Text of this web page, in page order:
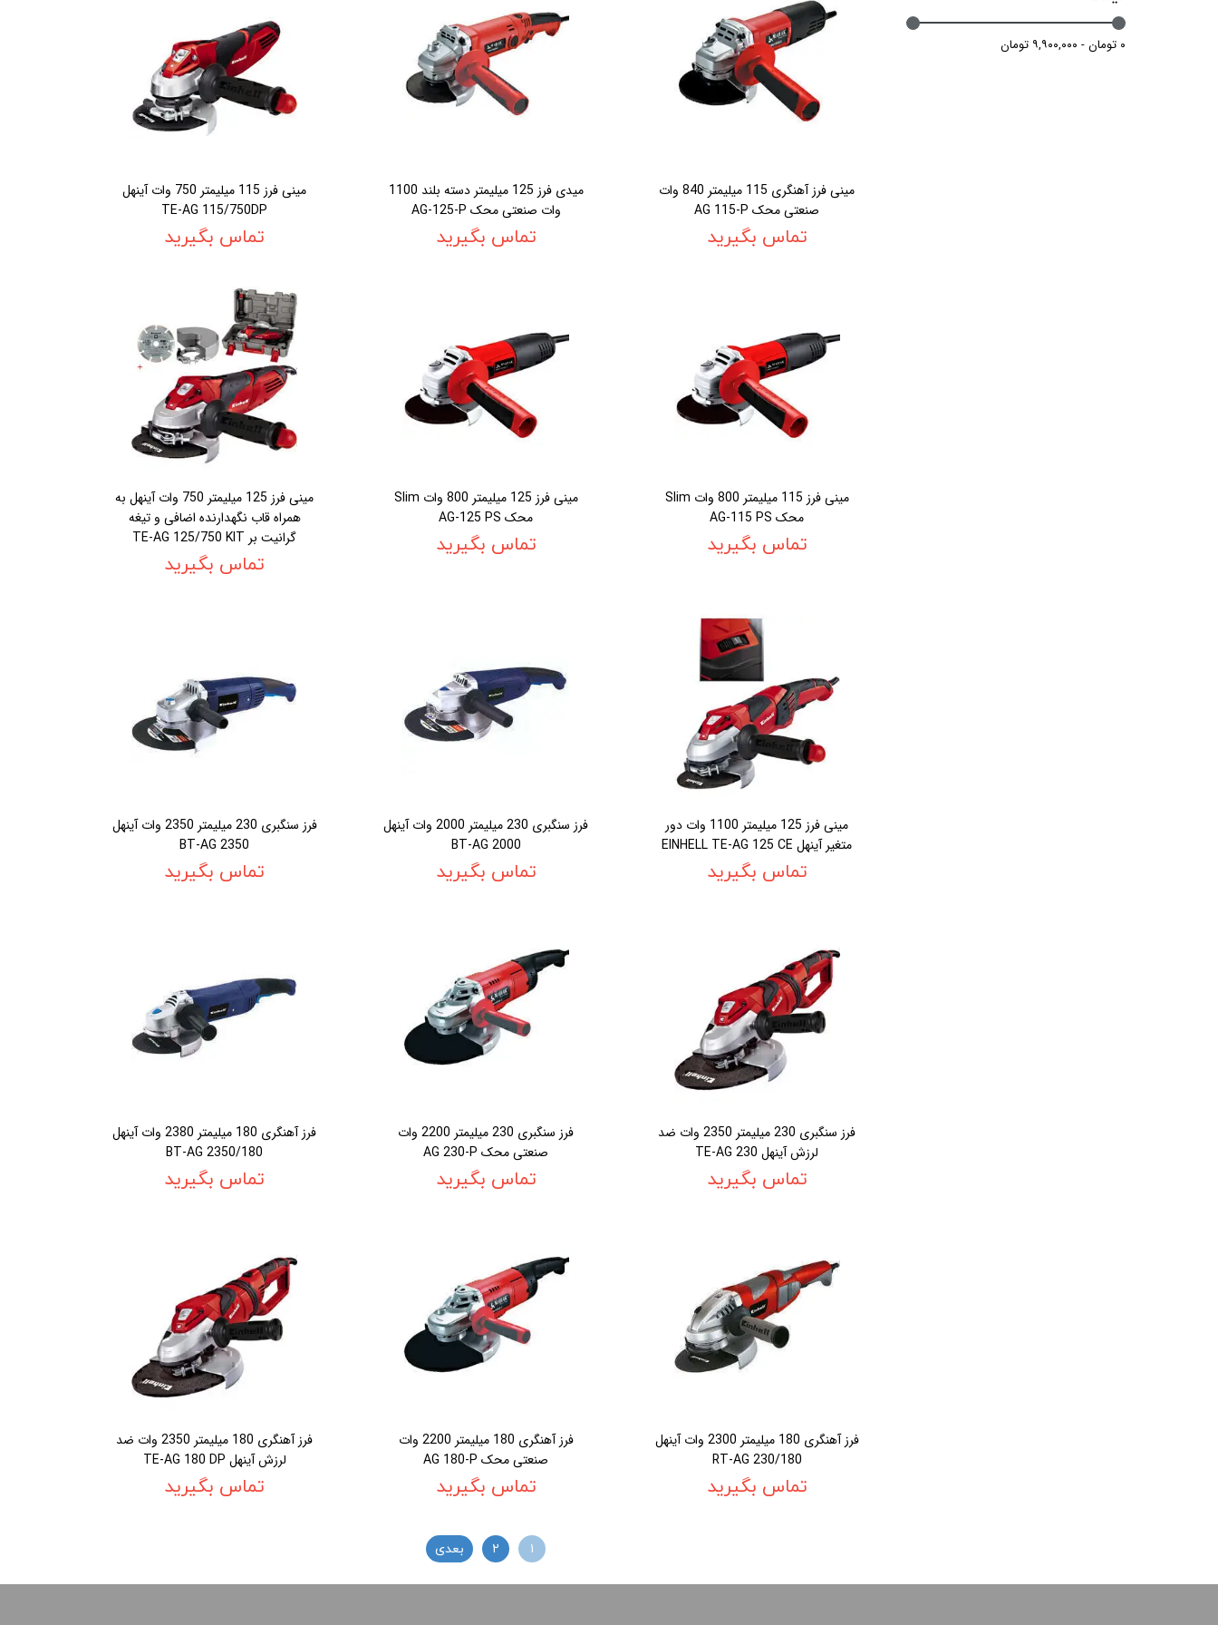
۰ تومان - ۹,۹۰۰,۰۰۰ تومان
مينی فرز آهنگرى 115 ميليمتر 840 وات
صنعتی محک AG 115-P
تماس بگیرید
ميدی فرز 125 ميليمتر دسته بلند 1100
وات صنعتی محک AG-125-P
تماس بگیرید
مينی فرز 115 ميليمتر 750 وات آينهل
TE-AG 115/750DP
تماس بگیرید
مينی فرز 115 ميليمتر 800 وات Slim
محک AG-115 PS
تماس بگیرید
مينی فرز 125 ميليمتر 800 وات Slim
محک AG-125 PS
تماس بگیرید
مينی فرز 125 ميليمتر 750 وات آينهل به
همراه قاب نگهدارنده اضافی و تيغه
گرانيت بر TE-AG 125/750 KIT
تماس بگیرید
مينی فرز 125 ميليمتر 1100 وات دور
متغير آينهل EINHELL TE-AG 125 CE
تماس بگیرید
فرز سنگبری 230 ميليمتر 2000 وات آينهل
BT-AG 2000
تماس بگیرید
فرز سنگبری 230 ميليمتر 2350 وات آينهل
BT-AG 2350
تماس بگیرید
فرز سنگبری 230 ميليمتر 2350 وات ضد
لرزش آينهل TE-AG 230
تماس بگیرید
فرز سنگبری 230 ميليمتر 2200 وات
صنعتی محک AG 230-P
تماس بگیرید
فرز آهنگری 180 ميليمتر 2380 وات آينهل
BT-AG 2350/180
تماس بگیرید
فرز آهنگری 180 ميليمتر 2300 وات آينهل
RT-AG 230/180
تماس بگیرید
فرز آهنگرى 180 ميليمتر 2200 وات
صنعتی محک AG 180-P
تماس بگیرید
فرز آهنگری 180 ميليمتر 2350 وات ضد
لرزش آينهل TE-AG 180 DP
تماس بگیرید
۱ ۲ بعدی